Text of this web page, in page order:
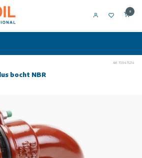
0
Art: 709475214
bocht NBR